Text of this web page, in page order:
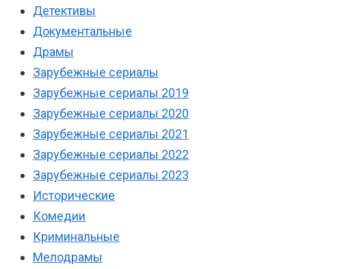
Детективы
Документальные
Драмы
Зарубежные сериалы
Зарубежные сериалы 2019
Зарубежные сериалы 2020
Зарубежные сериалы 2021
Зарубежные сериалы 2022
Зарубежные сериалы 2023
Исторические
Комедии
Криминальные
Мелодрамы